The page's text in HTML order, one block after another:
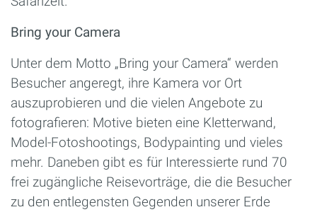
Bring your Camera
Unter dem Motto „Bring your Camera“ werden
Besucher angeregt, ihre Kamera vor Ort
auszuprobieren und die vielen Angebote zu
fotografieren: Motive bieten eine Kletterwand,
Model-Fotoshootings, Bodypainting und vieles
mehr. Daneben gibt es für Interessierte rund 70
frei zugängliche Reisevorträge, die die Besucher
zu den entlegensten Gegenden unserer Erde